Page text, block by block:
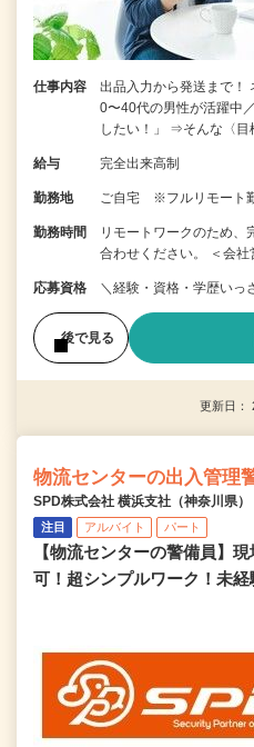
仕事内容
出品入力から発送まで！
0〜40代の男性が活躍中
したい！」 ⇒そんな〈
給与 完全出来高制
勤務地 ご自宅 ※フルリモート
勤務時間
リモートワークのため、
合わせください。 ＜会
応募資格 ＼経験・資格・学歴いっ
後で見る
更新日：
物流センターの出入管理
SPD株式会社 横浜支社（神奈川県）
注目 アルバイト パート
【物流センターの警備員】
可！超シンプルワーク！未経